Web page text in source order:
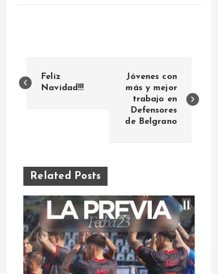
a
g
a
c
ó
Feliz
Navidad!!!
Jóvenes con
más y mejor
trabajo en
Defensores
de Belgrano
Related Posts